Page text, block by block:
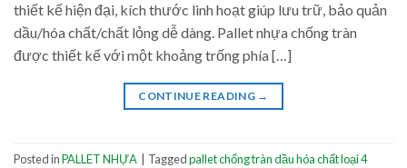
thiết kế hiện đại, kích thước linh hoạt giúp lưu trữ, bảo quản
dầu/hóa chất/chất lỏng dễ dàng. Pallet nhựa chống tràn
được thiết kế với một khoảng trống phía […]
CONTINUE READING →
Posted inPALLET NHỰA Taggedpallet chống tràn dầu hóa chất loại 4